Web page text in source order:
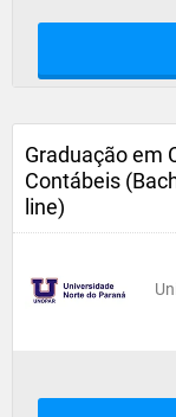
Graduação em
Contábeis
line)